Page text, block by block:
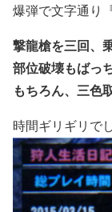
爆弾で文字通り
撃龍槍を三回、
部位破壊もばっ
もちろん、三色
時間ギリギリで